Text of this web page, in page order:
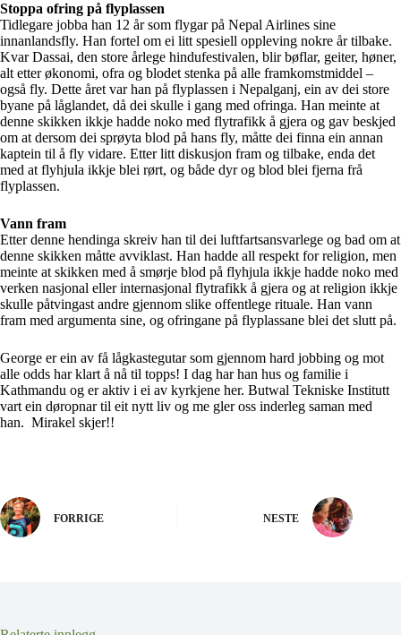
Stoppa ofring på flyplassen
Tidlegare jobba han 12 år som flygar på Nepal Airlines sine
innanlandsfly. Han fortel om ei litt spesiell oppleving nokre år tilbake.
Kvar Dassai, den store årlege hindufestivalen, blir bøflar, geiter, høner,
alt etter økonomi, ofra og blodet stenka på alle framkomstmiddel –
også fly. Dette året var han på flyplassen i Nepalganj, ein av dei store
byane på låglandet, då dei skulle i gang med ofringa. Han meinte at
denne skikken ikkje hadde noko med flytrafikk å gjera og gav beskjed
om at dersom dei sprøyta blod på hans fly, måtte dei finna ein annan
kaptein til å fly vidare. Etter litt diskusjon fram og tilbake, enda det
med at flyhjula ikkje blei rørt, og både dyr og blod blei fjerna frå
flyplassen.
Vann fram
Etter denne hendinga skreiv han til dei luftfartsansvarlege og bad om at
denne skikken måtte avviklast. Han hadde all respekt for religion, men
meinte at skikken med å smørje blod på flyhjula ikkje hadde noko med
verken nasjonal eller internasjonal flytrafikk å gjera og at religion ikkje
skulle påtvingast andre gjennom slike offentlege rituale. Han vann
fram med argumenta sine, og ofringane på flyplassane blei det slutt på.
George er ein av få lågkastegutar som gjennom hard jobbing og mot
alle odds har klart å nå til topps! I dag har han hus og familie i
Kathmandu og er aktiv i ei av kyrkjene her. Butwal Tekniske Institutt
vart ein døropnar til eit nytt liv og me gler oss inderleg saman med
han. Mirakel skjer!!
FORRIGE NESTE